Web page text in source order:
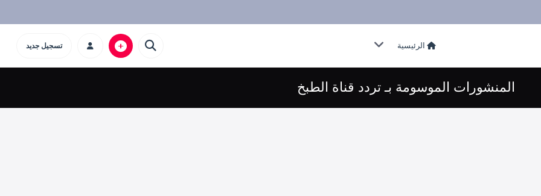
الرئيسية تسجيل جديد
المنشورات الموسومة بـ تردد قناة الطبخ